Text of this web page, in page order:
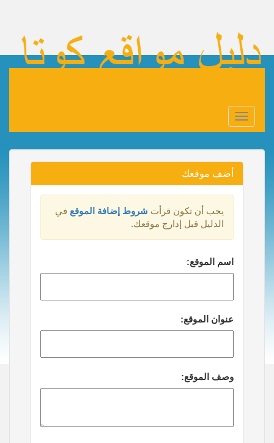
Toggle
navigation
أضف موقعك
يجب أن تكون قرأت شروط إضافة الموقع في
الدليل قبل إدارج موقعك.
اسم الموقع:
عنوان الموقع:
وصف الموقع: